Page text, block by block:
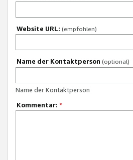
Website URL: (empfohlen)
Name der Kontaktperson (optional)
Name der Kontaktperson
Kommentar: *